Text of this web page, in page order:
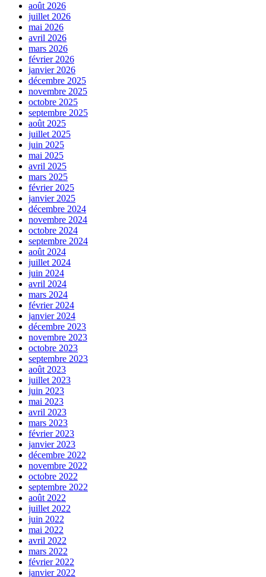
août 2026
juillet 2026
mai 2026
avril 2026
mars 2026
février 2026
janvier 2026
décembre 2025
novembre 2025
octobre 2025
septembre 2025
août 2025
juillet 2025
juin 2025
mai 2025
avril 2025
mars 2025
février 2025
janvier 2025
décembre 2024
novembre 2024
octobre 2024
septembre 2024
août 2024
juillet 2024
juin 2024
avril 2024
mars 2024
février 2024
janvier 2024
décembre 2023
novembre 2023
octobre 2023
septembre 2023
août 2023
juillet 2023
juin 2023
mai 2023
avril 2023
mars 2023
février 2023
janvier 2023
décembre 2022
novembre 2022
octobre 2022
septembre 2022
août 2022
juillet 2022
juin 2022
mai 2022
avril 2022
mars 2022
février 2022
janvier 2022